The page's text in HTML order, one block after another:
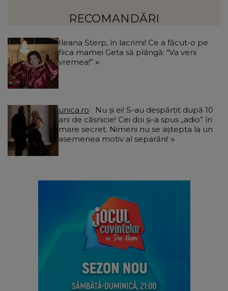
RECOMANDĂRI
Ileana Sterp, în lacrimi! Ce a făcut-o pe
fiica mamei Geta să plângă: “Va veni
vremea!”
unica.ro
ani de căsnicie! Cei doi și-a spus „adio” în
mare secret. Nimeni nu se aștepta la un
asemenea motiv al separării!